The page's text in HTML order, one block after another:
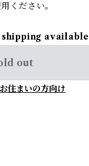
ください。
available
out
住まいの方向け